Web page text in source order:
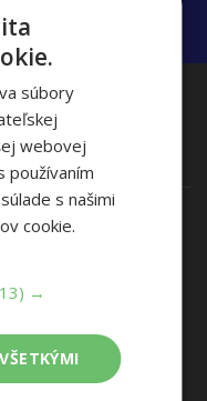
17:00)
Bystrica
(2)
súbory
webovej
používaním
s našimi
cookie.
→